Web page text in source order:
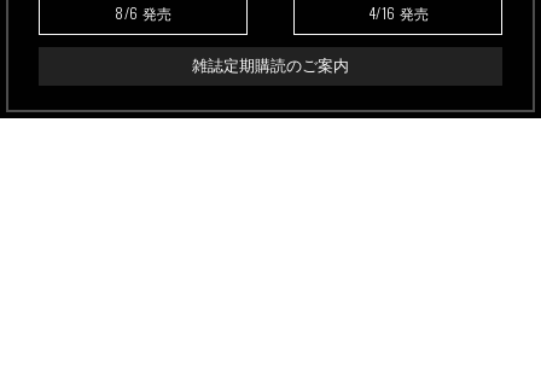
8/6 発売 4/16 発売
雑誌定期購読のご案内